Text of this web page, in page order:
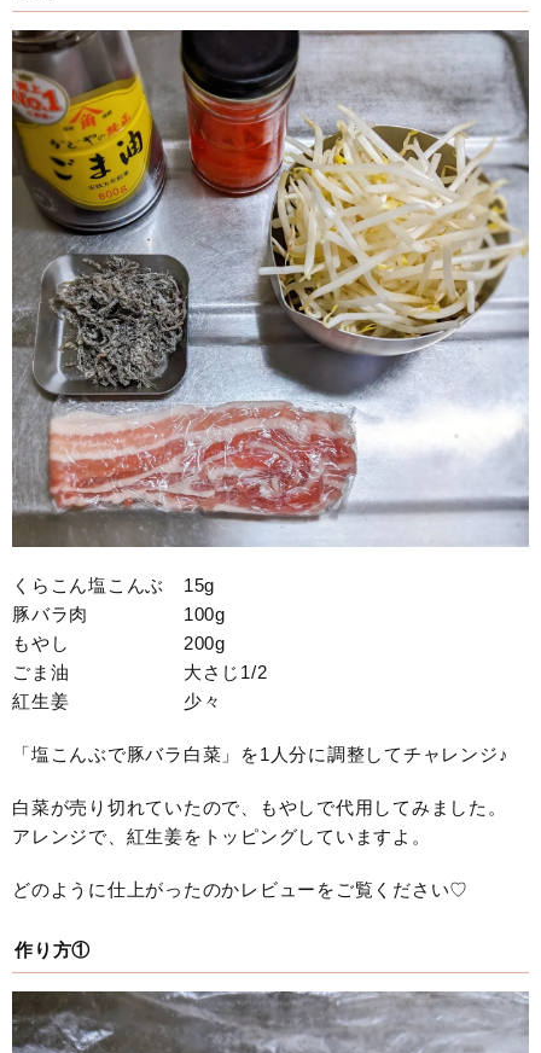
くらこん塩こんぶ 15g
豚バラ肉 100g
もやし 200g
ごま油 大さじ1/2
紅生姜 少々
「塩こんぶで豚バラ白菜」を1人分に調整してチャレンジ♪
白菜が売り切れていたので、もやしで代用してみました。
アレンジで、紅生姜をトッピングしていますよ。
どのように仕上がったのかレビューをご覧ください♡
作り方①